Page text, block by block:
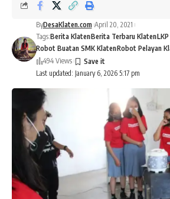
Last updated: January 6, 2026 5:17 pm
ByDesaKlaten.com April 20, 2021
Tags:Berita KlatenBerita Terbaru Klaten
Robot Buatan SMK KlatenRobot Pelayan
494 Views